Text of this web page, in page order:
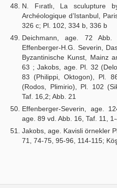
N. Fıratlı, La sculupture
Archéologique d’Istanbul,
326 c; Pl. 102, 334 b, 336 b
Deichmann, age. 72 Abb.
Effenberger-H.G. Severin,
Byzantinische Kunst, Mainz
63 ; Jakobs, age. Pl. 32
83 (Philippi, Oktogon), Pl.
(Rodos, Plimirio), Pl. 102
Taf. 16,2; Abb. 21
Effenberger-Severin, age.
age. 89 vd. Abb. 16, Taf. 11, 1-
Jakobs, age. Kavisli örnekler
71, 74-75, 95-96, 114-115;